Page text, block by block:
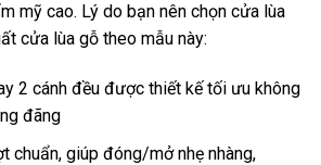
mỹ cao. Lý do bạn nên chọn cửa lùa
cửa lùa gỗ theo mẫu này:
2 cánh đều được thiết kế tối ưu không
đãng
chuẩn, giúp đóng/mở nhẹ nhàng,